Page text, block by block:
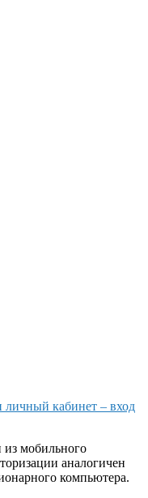
личный кабинет – вход
из мобильного
аналогичен
компьютера.